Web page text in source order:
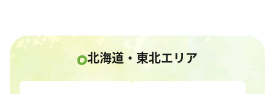
北海道・東北エリア